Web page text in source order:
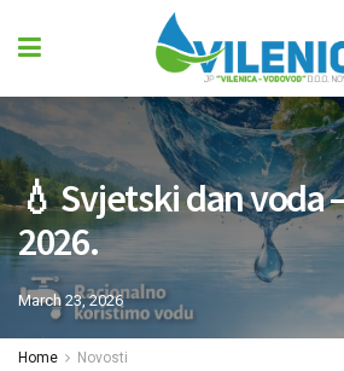
💧 Svjetski dan voda
2026.
March 23, 2026
Home Novosti